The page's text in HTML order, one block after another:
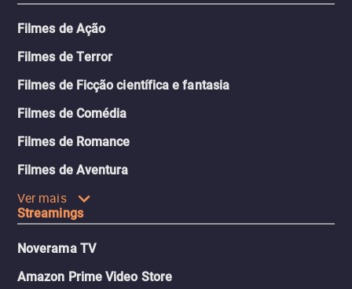
Filmes de Ação
Filmes de Terror
Filmes de Ficção científica e fantasia
Filmes de Comédia
Filmes de Romance
Filmes de Aventura
Ver mais
Streamings
Noverama TV
Amazon Prime Video Store